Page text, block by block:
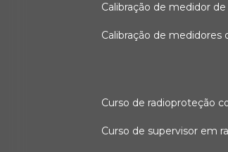
calibração de medidor
calibração de
curso de radioproteção
curso de supervisor em